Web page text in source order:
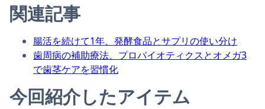
関連記事
腸活を続けて1年、発酵食品とサプリの使い分け
歯周病の補助療法、プロバイオティクスとオメガ3
で歯茎ケアを習慣化
今回紹介したアイテム